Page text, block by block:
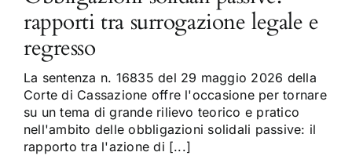
rapporti tra surrogazione legale e
regresso
La sentenza n. 16835 del 29 maggio 2026 della
Corte di Cassazione offre l'occasione per tornare
su un tema di grande rilievo teorico e pratico
nell'ambito delle obbligazioni solidali passive: il
rapporto tra l'azione di [...]